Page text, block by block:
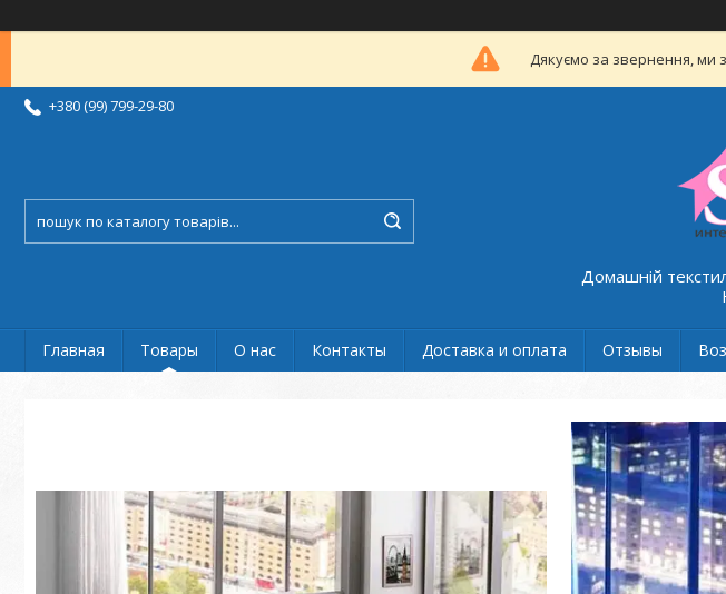
Дякуємо за звернення, ми
+380 (99) 799-29-80
Домашній
Главная Товары О нас Контакты Доставка и оплата Отзывы